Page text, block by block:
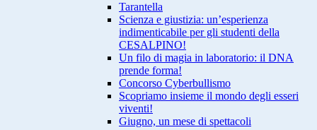
Tarantella
Scienza e giustizia: un’esperienza
indimenticabile per gli studenti della
CESALPINO!
Un filo di magia in laboratorio: il DNA
prende forma!
Concorso Cyberbullismo
Scopriamo insieme il mondo degli esseri
viventi!
Giugno, un mese di spettacoli